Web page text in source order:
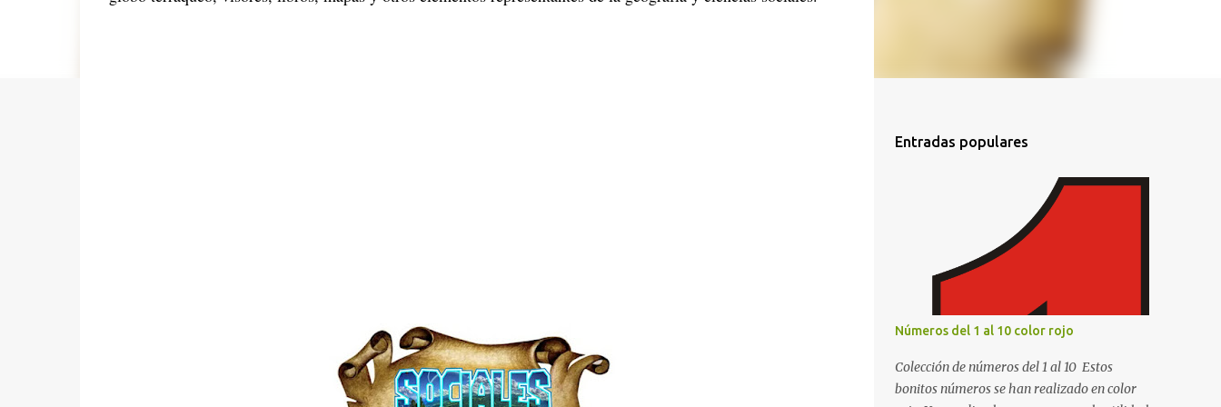
Entradas populares
Números del 1 al 10 color rojo
Colección de números del 1 al 10 Estos
bonitos números se han realizado en color